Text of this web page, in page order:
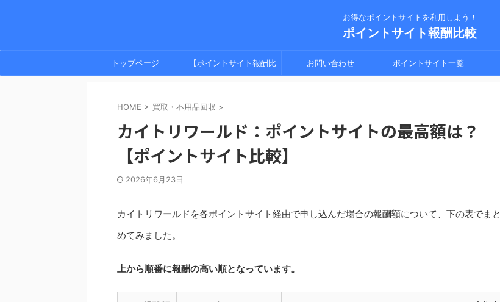
お得なポイントサイトを利用しよう！
ポイントサイト報酬比較
トップページ 【ポイントサイト報酬比 お問い合わせ ポイントサイト一覧
HOME > 買取・不用品回収 >
カイトリワールド：ポイントサイトの最高額は？
【ポイントサイト比較】
2026年6月23日
カイトリワールドを各ポイントサイト経由で申し込んだ場合の報酬額について、下の表でまと
めてみました。
上から順番に報酬の高い順となっています。